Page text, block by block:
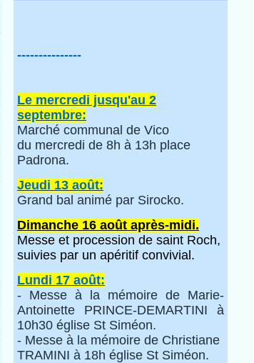
---------------
Le mercredi jusqu'au 2
septembre:
Marché communal de Vico
du mercredi de 8h à 13h place
Padrona.
Jeudi 13 août:
Grand bal animé par Sirocko.
Dimanche 16 août après-midi.
Messe et procession de saint Roch,
suivies par un apéritif convivial.
Lundi 17 août:
- Messe à la mémoire de Marie-
Antoinette PRINCE-DEMARTINI à
10h30 église St Siméon.
- Messe à la mémoire de Christiane
TRAMINI à 18h église St Siméon.